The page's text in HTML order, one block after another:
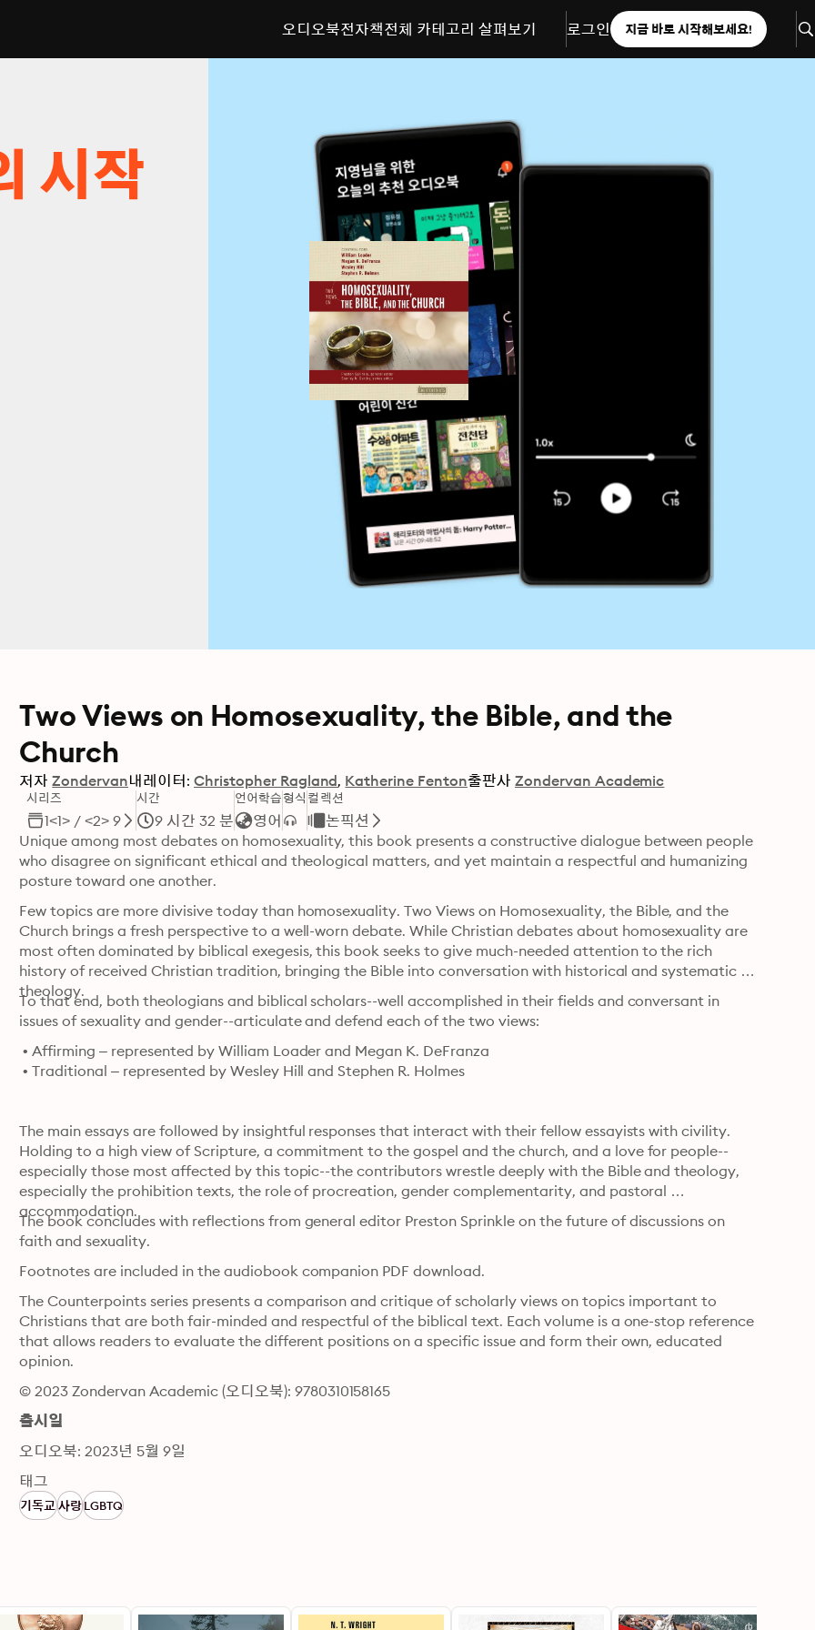
오디오북전자책전체 카테고리 살펴보기 로그인 지금 바로 시작해보세요!
시작
Two Views on Homosexuality, the Bible, and the
Church
저자 Zondervan내레이터: Christopher Ragland Katherine Fenton출판사 Zondervan Academic
시리즈
1<1> / <2> 9
시간
9 시간 32 분
언어학습
영어
형식 컬렉션
논픽션
Unique among most debates on homosexuality, this book presents a constructive dialogue between people
who disagree on significant ethical and theological matters, and yet maintain a respectful and humanizing
posture toward one another.
Few topics are more divisive today than homosexuality. Two Views on Homosexuality, the Bible, and the
Church brings a fresh perspective to a well-worn debate. While Christian debates about homosexuality are
most often dominated by biblical exegesis, this book seeks to give much-needed attention to the rich
history of received Christian tradition, bringing the Bible into conversation with historical and systematic
theology.
To that end, both theologians and biblical scholars--well accomplished in their fields and conversant in
issues of sexuality and gender--articulate and defend each of the two views:
• Affirming – represented by William Loader and Megan K. DeFranza
• Traditional – represented by Wesley Hill and Stephen R. Holmes
The main essays are followed by insightful responses that interact with their fellow essayists with civility.
Holding to a high view of Scripture, a commitment to the gospel and the church, and a love for people--
especially those most affected by this topic--the contributors wrestle deeply with the Bible and theology,
especially the prohibition texts, the role of procreation, gender complementarity, and pastoral
accommodation.
The book concludes with reflections from general editor Preston Sprinkle on the future of discussions on
faith and sexuality.
Footnotes are included in the audiobook companion PDF download.
The Counterpoints series presents a comparison and critique of scholarly views on topics important to
Christians that are both fair-minded and respectful of the biblical text. Each volume is a one-stop reference
that allows readers to evaluate the different positions on a specific issue and form their own, educated
opinion.
© 2023 Zondervan Academic (오디오북): 9780310158165
출시일
오디오북: 2023년 5월 9일
태그
기독교사랑LGBTQ